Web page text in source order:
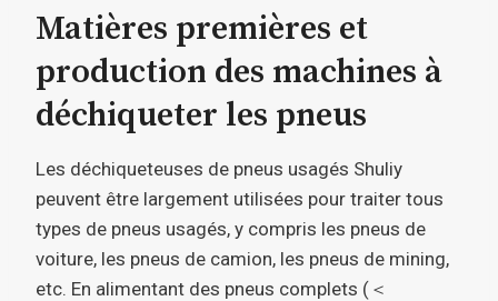
Matières premières et
production des machines à
déchiqueter les pneus
Les déchiqueteuses de pneus usagés Shuliy
peuvent être largement utilisées pour traiter tous
types de pneus usagés, y compris les pneus de
voiture, les pneus de camion, les pneus de mining,
etc. En alimentant des pneus complets (＜